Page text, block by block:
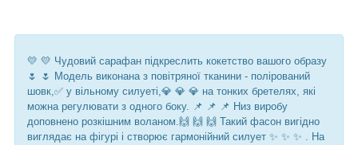
💛 💛 Чудовий сарафан підкреслить кокетство вашого образу
🌷 🌷 Модель виконана з повітряної тканини - полірований
шовк,✅ у вільному силуеті,💎 💎 💎 на тонких бретелях, які
можна регулювати з одного боку. 📌 📌 📌 Низ виробу
доповнено розкішним воланом.🙌 🙌 🙌 Такий фасон вигідно
виглядає на фігурі і створює гармонійний силует ✨ ✨ ✨ . На